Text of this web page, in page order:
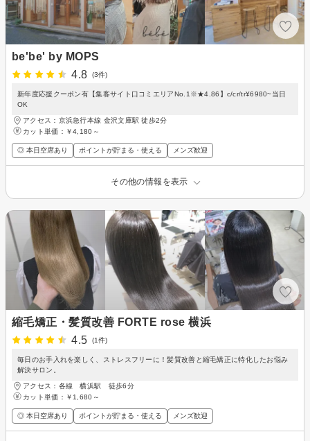
be'be' by MOPS
4.8
(3件)
新年度応援クーポン有【集客サイト口コミエリアNo.1※★4.86】c/cr/tr¥6980~当日
OK
アクセス：京浜急行本線 金沢文庫駅 徒歩2分
カット単価： ￥4,180～
◎ 本日空席あり ポイントが貯まる・使える メンズ歓迎
その他の情報を表示
縮毛矯正・髪質改善 FORTE rose 横浜
4.5
(1件)
毎日のお手入れを楽しく、ストレスフリーに！髪質改善と縮毛矯正に特化したお悩み
解決サロン。
アクセス：各線 横浜駅 徒歩6分
カット単価： ￥1,680～
◎ 本日空席あり ポイントが貯まる・使える メンズ歓迎